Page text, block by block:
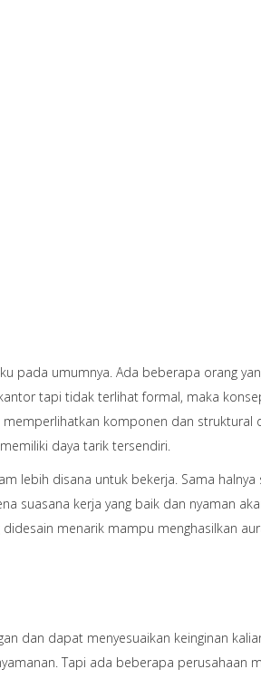
pada umumnya. Ada beberapa orang
tapi tidak terlihat formal, maka
komponen dan struktural
daya tarik tersendiri.
lebih disana untuk bekerja. Sama halnya
suasana kerja yang baik dan nyaman
menarik mampu menghasilkan
dan dapat menyesuaikan keinginan
Tapi ada beberapa perusahaan